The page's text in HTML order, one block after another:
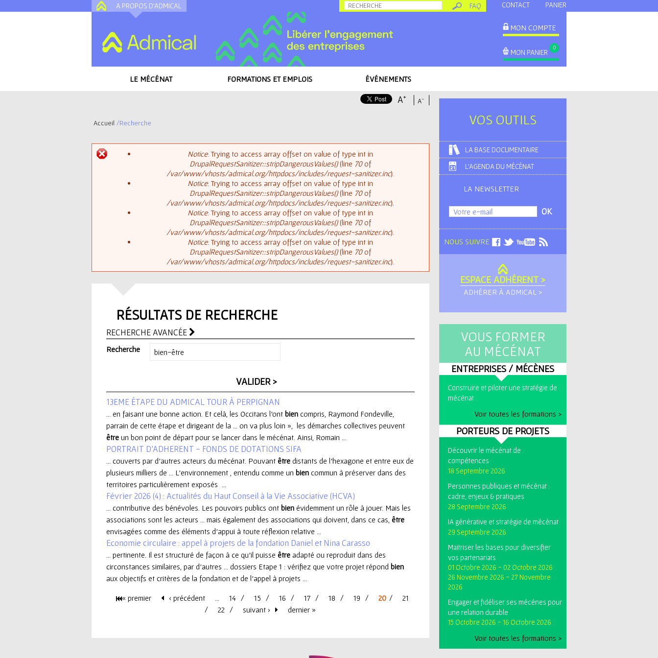
Allez au contenu
A PROPOS D'ADMICAL CONTACT PANIER
FAQ
MON COMPTE
MON PANIER
0
LE MÉCÉNAT FORMATIONS ET EMPLOIS ÉVÉNEMENTS
A-
A+
Accueil /Recherche
e
d
r
r
e
u
r
Notice: Trying to access array offset on value of type int in
DrupalRequestSanitizer::stripDangerousValues()(line 70of
/var/www/vhosts/admical.org/httpdocs/includes/request-sanitizer.inc).
Notice: Trying to access array offset on value of type int in
DrupalRequestSanitizer::stripDangerousValues()(line 70of
/var/www/vhosts/admical.org/httpdocs/includes/request-sanitizer.inc).
Notice: Trying to access array offset on value of type int in
DrupalRequestSanitizer::stripDangerousValues()(line 70of
/var/www/vhosts/admical.org/httpdocs/includes/request-sanitizer.inc).
Notice: Trying to access array offset on value of type int in
DrupalRequestSanitizer::stripDangerousValues()(line 70of
/var/www/vhosts/admical.org/httpdocs/includes/request-sanitizer.inc).
RÉSULTATS DE RECHERCHE
RECHERCHE AVANCÉE
Recherche
13EME ÉTAPE DU ADMICAL TOUR À PERPIGNAN
... en faisant une bonne action. Et celà, les Occitans l'ont bien compris, Raymond Fondeville,
parrain de cette étape et dirigeant de la ... on va plus loin », les démarches collectives peuvent
être un bon point de départ pour se lancer dans le mécénat. Ainsi, Romain ...
PORTRAIT D'ADHERENT - FONDS DE DOTATIONS SIFA
... couverts par d’autres acteurs du mécénat. Pouvant être distants de l'hexagone et entre eux de
plusieurs milliers de ... L’environnement , entendu comme un bien commun à préserver dans des
territoires particulièrement exposés ...
Février 2026 (4) : Actualités du Haut Conseil à la Vie Associative (HCVA)
... contributive des bénévoles. Les pouvoirs publics ont bien évidemment un rôle à jouer. Mais les
associations sont les acteurs ... mais également des associations qui doivent, dans ce cas, être
envisagées comme des éléments d’appui à toute réflexion relative ...
Economie circulaire : appel à projets de la fondation Daniel et Nina Carasso
... pertinente. Il est structuré de façon à ce qu'il puisse être adapté ou reproduit dans des
circonstances similaires, par d'autres ... dossiers Etape 1 : vérifiez que votre projet répond bien
aux objectifs et critères de la fondation et de l'appel à projets ...
« premier ‹ précédent 14 15 16 17 18 19 20
21
22
suivant › dernier »
VOS OUTILS
LA BASE DOCUMENTAIRE
L'AGENDA DU MÉCÉNAT
LA NEWSLETTER
NOUS SUIVRE
ESPACE ADHÉRENT >
ADHÉRER À ADMICAL >
VOUS FORMER
AU MÉCÉNAT
ENTREPRISES / MÉCÈNES
Construire et piloter une stratégie de
mécénat
Voir toutes les formations >
PORTEURS DE PROJETS
Découvrir le mécénat de
compétences
18 Septembre 2026
Personnes publiques et mécénat :
cadre, enjeux & pratiques
28 Septembre 2026
IA générative et stratégie de mécénat
29 Septembre 2026
Maitriser les bases pour diversifier
vos partenariats
01 Octobre 2026 - 02 Octobre 2026
26 Novembre 2026 - 27 Novembre
2026
Engager et fidéliser ses mécénes pour
une relation durable
15 Octobre 2026 - 16 Octobre 2026
Voir toutes les formations >